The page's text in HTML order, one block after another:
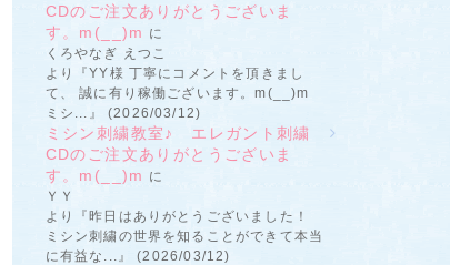
CDのご注文ありがとうございま
す。m(__)m に
くろやなぎ えつこ
より『YY様 丁寧にコメントを頂きまし
て、 誠に有り稼働ございます。m(__)m
ミシ...』 (2026/03/12)
ミシン刺繍教室♪ エレガント刺繍
CDのご注文ありがとうございま
す。m(__)m に
ＹＹ
より『昨日はありがとうございました！
ミシン刺繍の世界を知ることができて本当
に有益な...』 (2026/03/12)